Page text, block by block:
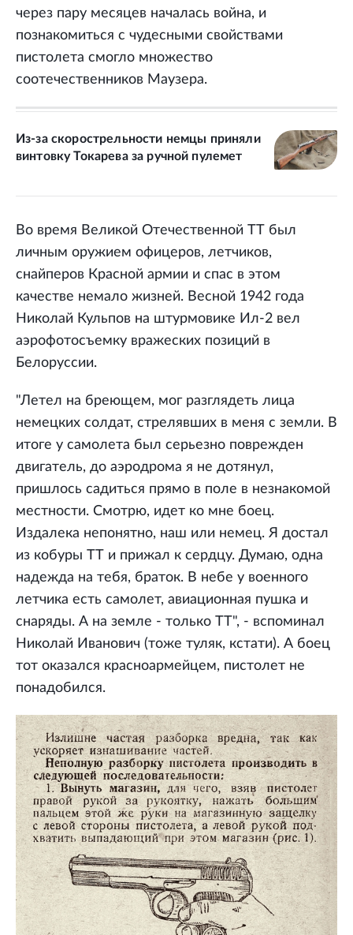
через пару месяцев началась война, и
познакомиться с чудесными свойствами
пистолета смогло множество
соотечественников Маузера.
Из-за скорострельности немцы приняли
винтовку Токарева за ручной пулемет
Во время Великой Отечественной ТТ был
личным оружием офицеров, летчиков,
снайперов Красной армии и спас в этом
качестве немало жизней. Весной 1942 года
Николай Кульпов на штурмовике Ил-2 вел
аэрофотосъемку вражеских позиций в
Белоруссии.
"Летел на бреющем, мог разглядеть лица
немецких солдат, стрелявших в меня с земли. В
итоге у самолета был серьезно поврежден
двигатель, до аэродрома я не дотянул,
пришлось садиться прямо в поле в незнакомой
местности. Смотрю, идет ко мне боец.
Издалека непонятно, наш или немец. Я достал
из кобуры ТТ и прижал к сердцу. Думаю, одна
надежда на тебя, браток. В небе у военного
летчика есть самолет, авиационная пушка и
снаряды. А на земле - только ТТ", - вспоминал
Николай Иванович (тоже туляк, кстати). А боец
тот оказался красноармейцем, пистолет не
понадобился.